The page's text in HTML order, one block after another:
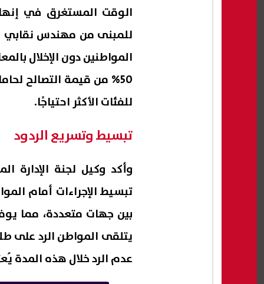
الوقت المستغرق في
للمبنى من مهندس نقابي
المواطنين دون الإخلال
50% من قيمة التصالح
للفئات الأكثر احتياجًا.
تبسيط وتسريع الردود
وأكد وكيل لجنة الإدارة
تبسيط الإجراءات أمام
بين جهات متعددة، مما
يتلقى المواطن الرد على
عدم الرد خلال هذه المدة